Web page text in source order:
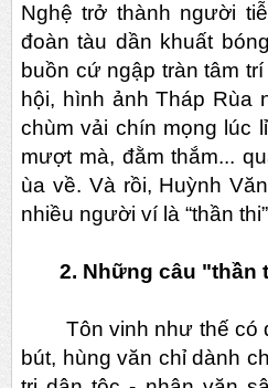
Nghệ trở thành người
đoàn tàu dần khuất
buồn cứ ngập tràn tâm
hội, hình ảnh Tháp Rùa
chùm vải chín mọng lúc
mượt mà, đằm thắm...
ùa về. Và rồi, Huỳnh
nhiều người ví là “thần
2. Những câu "thần
Tôn vinh như thế có
bút, hùng văn chỉ dành